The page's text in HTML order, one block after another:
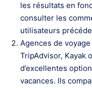
les résultats en
consulter les
utilisateurs
Agences de
TripAdvisor, Kayak
d’excellentes
vacances. Ils